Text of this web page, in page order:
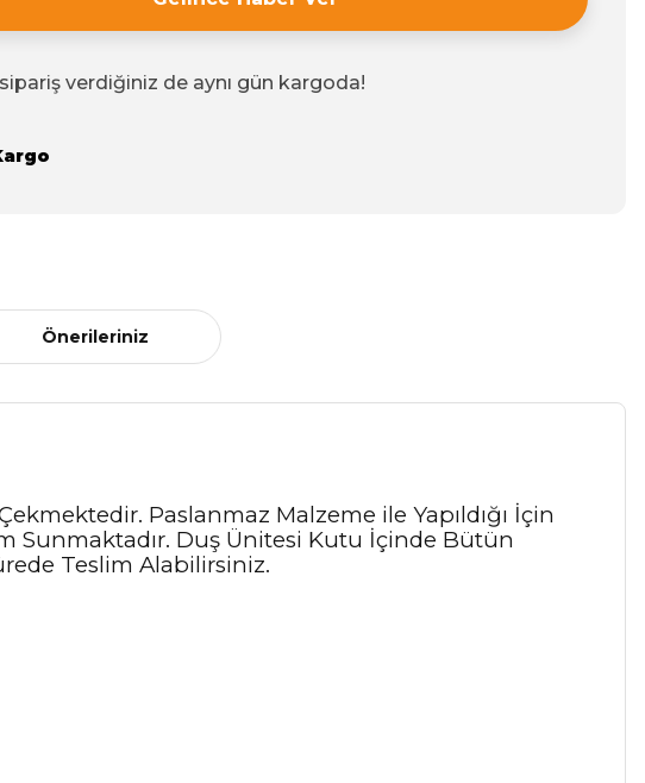
verdiğiniz de aynı gün kargoda!
Önerileriniz
Paslanmaz Malzeme ile Yapıldığı İçin
Sunmaktadır. Duş Ünitesi Kutu İçinde Bütün
Teslim Alabilirsiniz.